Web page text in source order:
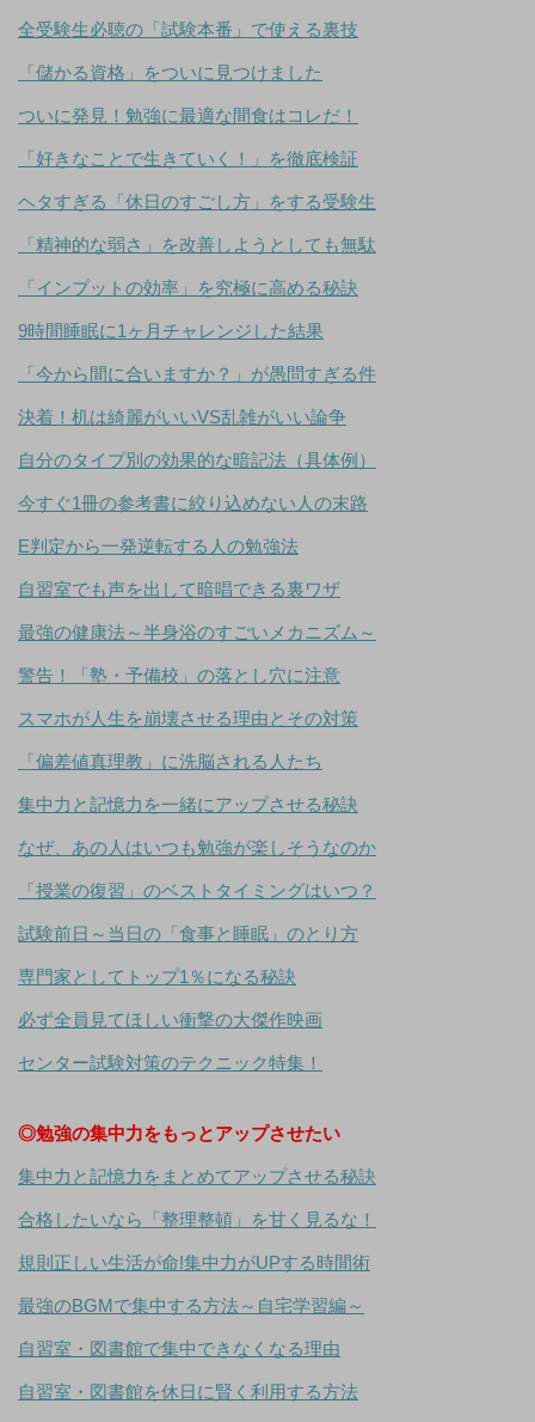
全受験生必聴の「試験本番」で使える裏技
「儲かる資格」をついに見つけました
ついに発見！勉強に最適な間食はコレだ！
「好きなことで生きていく！」を徹底検証
ヘタすぎる「休日のすごし方」をする受験生
「精神的な弱さ」を改善しようとしても無駄
「インプットの効率」を究極に高める秘訣
9時間睡眠に1ヶ月チャレンジした結果
「今から間に合いますか？」が愚問すぎる件
決着！机は綺麗がいいVS乱雑がいい論争
自分のタイプ別の効果的な暗記法（具体例）
今すぐ1冊の参考書に絞り込めない人の末路
E判定から一発逆転する人の勉強法
自習室でも声を出して暗唱できる裏ワザ
最強の健康法～半身浴のすごいメカニズム～
警告！「塾・予備校」の落とし穴に注意
スマホが人生を崩壊させる理由とその対策
「偏差値真理教」に洗脳される人たち
集中力と記憶力を一緒にアップさせる秘訣
なぜ、あの人はいつも勉強が楽しそうなのか
「授業の復習」のベストタイミングはいつ？
試験前日～当日の「食事と睡眠」のとり方
専門家としてトップ1％になる秘訣
必ず全員見てほしい衝撃の大傑作映画
センター試験対策のテクニック特集！
◎勉強の集中力をもっとアップさせたい
集中力と記憶力をまとめてアップさせる秘訣
合格したいなら「整理整頓」を甘く見るな！
規則正しい生活が命!集中力がUPする時間術
最強のBGMで集中する方法～自宅学習編～
自習室・図書館で集中できなくなる理由
自習室・図書館を休日に賢く利用する方法